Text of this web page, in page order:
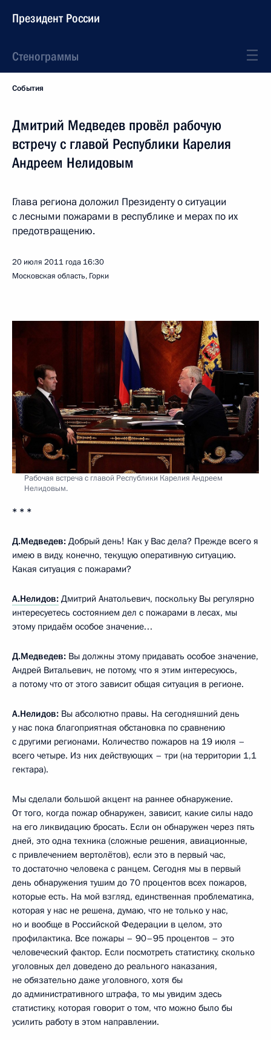
Президент России
Стенограммы
События
Дмитрий Медведев провёл рабочую
встречу с главой Республики Карелия
Андреем Нелидовым
Глава региона доложил Президенту о ситуации
с лесными пожарами в республике и мерах по их
предотвращению.
20 июля 2011 года 16:30
Московская область, Горки
Рабочая встреча с главой Республики Карелия Андреем
Нелидовым.
* * *
Д.Медведев: Добрый день! Как у Вас дела? Прежде всего я
имею в виду, конечно, текущую оперативную ситуацию.
Какая ситуация с пожарами?
А.Нелидов: Дмитрий Анатольевич, поскольку Вы регулярно
интересуетесь состоянием дел с пожарами в лесах, мы
этому придаём особое значение…
Д.Медведев: Вы должны этому придавать особое значение,
Андрей Витальевич, не потому, что я этим интересуюсь,
а потому что от этого зависит общая ситуация в регионе.
А.Нелидов: Вы абсолютно правы. На сегодняшний день
у нас пока благоприятная обстановка по сравнению
с другими регионами. Количество пожаров на 19 июля –
всего четыре. Из них действующих – три (на территории 1,1
гектара).
Мы сделали большой акцент на раннее обнаружение.
От того, когда пожар обнаружен, зависит, какие силы надо
на его ликвидацию бросать. Если он обнаружен через пять
дней, это одна техника (сложные решения, авиационные,
с привлечением вертолётов), если это в первый час,
то достаточно человека с ранцем. Сегодня мы в первый
день обнаружения тушим до 70 процентов всех пожаров,
которые есть. На мой взгляд, единственная проблематика,
которая у нас не решена, думаю, что не только у нас,
но и вообще в Российской Федерации в целом, это
профилактика. Все пожары – 90–95 процентов – это
человеческий фактор. Если посмотреть статистику, сколько
уголовных дел доведено до реального наказания,
не обязательно даже уголовного, хотя бы
до административного штрафа, то мы увидим здесь
статистику, которая говорит о том, что можно было бы
усилить работу в этом направлении.